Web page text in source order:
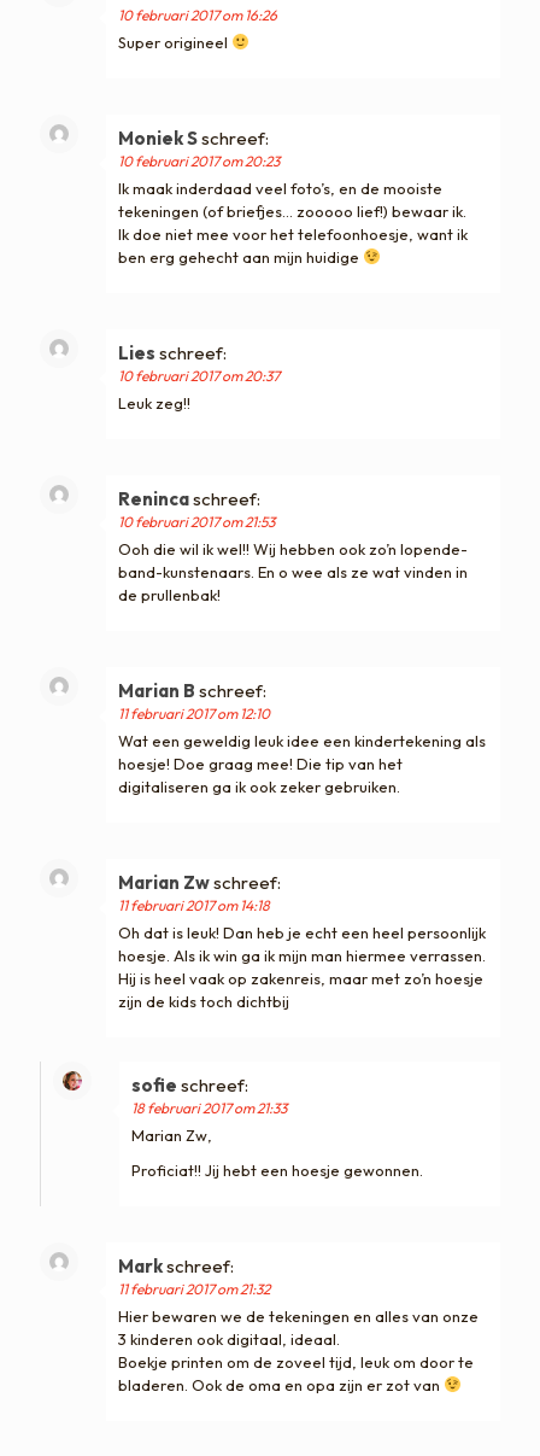
10 februari 2017 om 16:26
Super origineel
Moniek Sschreef:
10 februari 2017 om 20:23
Ik maak inderdaad veel foto’s, en de mooiste
tekeningen (of briefjes… zooooo lief!) bewaar ik.
Ik doe niet mee voor het telefoonhoesje, want ik
ben erg gehecht aan mijn huidige
Lies schreef:
10 februari 2017 om 20:37
Leuk zeg!!
Renincaschreef:
10 februari 2017 om 21:53
Ooh die wil ik wel!! Wij hebben ook zo’n lopende-
band-kunstenaars. En o wee als ze wat vinden in
de prullenbak!
Marian B schreef:
11 februari 2017 om 12:10
Wat een geweldig leuk idee een kindertekening als
hoesje! Doe graag mee! Die tip van het
digitaliseren ga ik ook zeker gebruiken.
Marian Zwschreef:
11 februari 2017 om 14:18
Oh dat is leuk! Dan heb je echt een heel persoonlijk
hoesje. Als ik win ga ik mijn man hiermee verrassen.
Hij is heel vaak op zakenreis, maar met zo’n hoesje
zijn de kids toch dichtbij
sofie schreef:
18 februari 2017 om 21:33
Marian Zw,
Proficiat!! Jij hebt een hoesje gewonnen.
Markschreef:
11 februari 2017 om 21:32
Hier bewaren we de tekeningen en alles van onze
3 kinderen ook digitaal, ideaal.
Boekje printen om de zoveel tijd, leuk om door te
bladeren. Ook de oma en opa zijn er zot van